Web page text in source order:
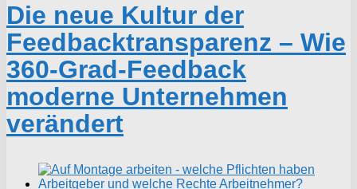
Die neue Kultur der
Feedbacktransparenz – Wie
360-Grad-Feedback
moderne Unternehmen
verändert